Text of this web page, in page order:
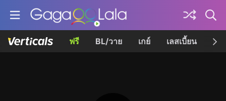
ฟรี BL/วาย เกย์ เลสเบี้ยน เค